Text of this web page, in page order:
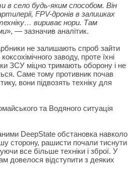
в село будь-яким способом. Він
FPV-дронів в залишках
вириває нори. Там
», — зазначив аналітик.
не залишають спроб зайти
заводу, проте їхні
ЗСУ міцно тримають оборону і не
Саме тому противник почав
вони підвозять техніку для
та Водяного ситуація
DeepState обстановка навколо
сторону, рашисти почали тиснути
все більше техніки і зброї. У
довелося відступити з деяких